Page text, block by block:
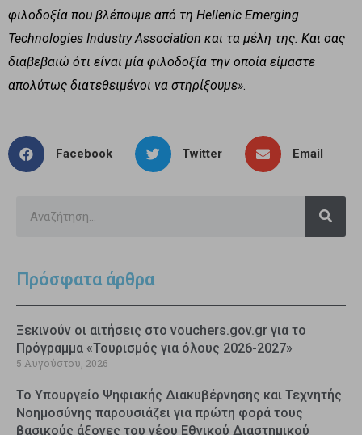
φιλοδοξία που βλέπουμε από τη Hellenic Emerging
Technologies Industry Association και τα μέλη της. Και σας
διαβεβαιώ ότι είναι μία φιλοδοξία την οποία είμαστε
απολύτως διατεθειμένοι να στηρίξουμε».
Facebook Twitter Email
Πρόσφατα άρθρα
Ξεκινούν οι αιτήσεις στο vouchers.gov.gr για το
Πρόγραμμα «Τουρισμός για όλους 2026-2027»
5 Αυγούστου, 2026
Το Υπουργείο Ψηφιακής Διακυβέρνησης και Τεχνητής
Νοημοσύνης παρουσιάζει για πρώτη φορά τους
βασικούς άξονες του νέου Εθνικού Διαστημικού